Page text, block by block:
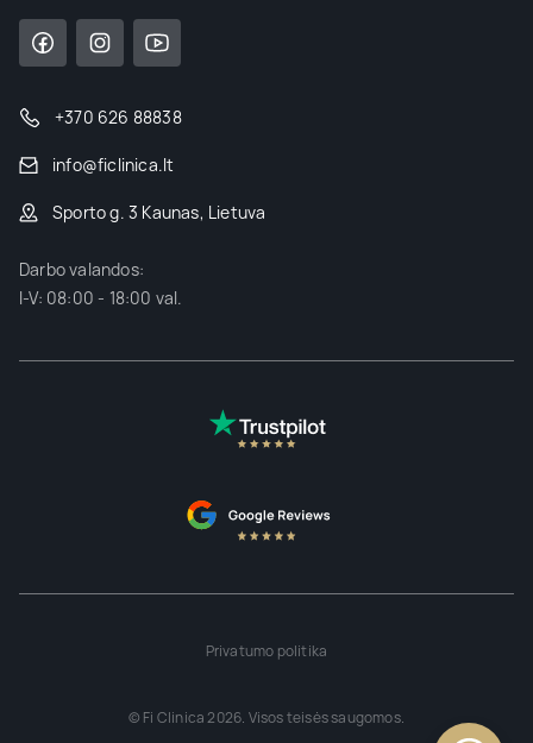
+370 626 88838
info@ficlinica.lt
Sporto g. 3 Kaunas, Lietuva
Darbo valandos:
I-V: 08:00 - 18:00 val.
© Fi Clinica 2026. Visos teisės saugomos.
Privatumo politika